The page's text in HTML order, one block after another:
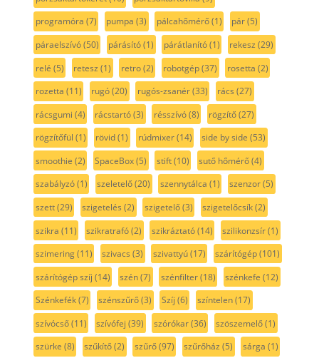
programóra (7) pumpa (3) pálcahőmérő(1) pár(5)
páraelszívó(50) párásító(1) párátlanító(1) rekesz (29)
relé (5) retesz (1) retro(2) robotgép(37) rosetta (2)
rozetta (11) rugó(20) rugós-zsanér(33) rács (27)
rácsgumi (4) rácstartó(3) résszívó(8) rögzítő(27)
rögzítőfül (1) rövid(1) rúdmixer(14) side by side (53)
smoothie (2) SpaceBox(5) stift(10) sutő hőmérő(4)
szabályzó(1) szeletelő(20) szennytálca (1) szenzor(5)
szett(29) szigetelés (2) szigetelő(3) szigetelőcsík(2)
szikra (11) szikratrafó(2) szikráztató(14) szilikonzsír(1)
szimering(11) szivacs (3) szivattyú(17) szárítógép(101)
szárítógép szíj (14) szén(7) szénfilter(18) szénkefe (12)
Szénkefék(7) szénszűrő(3) Szíj (6) színtelen(17)
szívócső(11) szívófej (39) szórókar(36) szöszemelő(1)
szürke (8) szűkítő(2) szűrő(97) szűrőház (5) sárga (1)